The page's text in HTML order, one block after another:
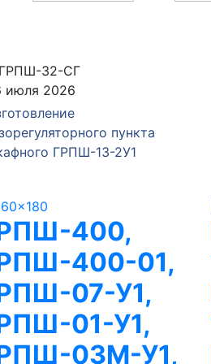
июля 2026
пункта
ГРПШ-13-2У1
400,
400-01,
07-У1,
01-У1,
03М-У1,